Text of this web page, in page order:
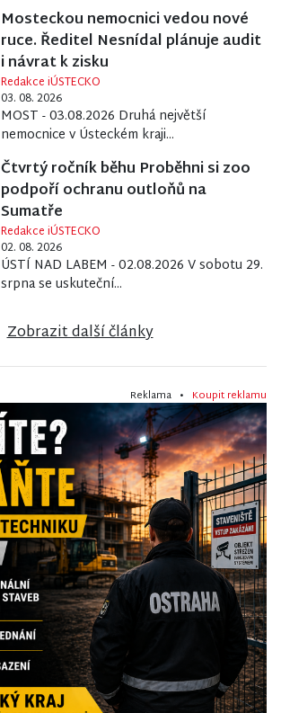
Mosteckou nemocnici vedou nové
ruce. Ředitel Nesnídal plánuje audit
i návrat k zisku
Redakce iÚSTECKO
03. 08. 2026
MOST - 03.08.2026 Druhá největší
nemocnice v Ústeckém kraji...
Čtvrtý ročník běhu Proběhni si zoo
podpoří ochranu outloňů na
Sumatře
Redakce iÚSTECKO
02. 08. 2026
ÚSTÍ NAD LABEM - 02.08.2026 V sobotu 29.
srpna se uskuteční...
Zobrazit další články
Reklama • Koupit reklamu